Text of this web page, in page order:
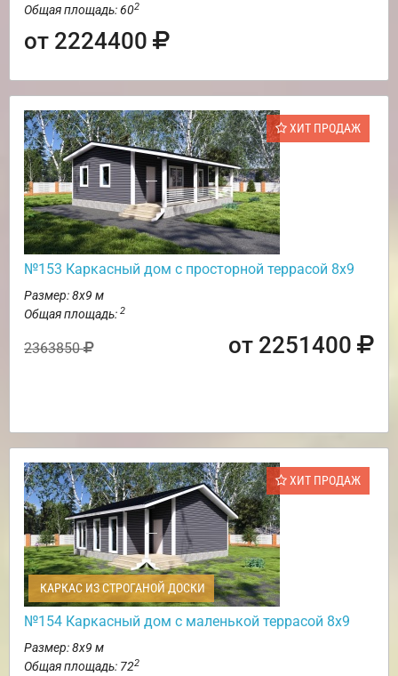
Общая площадь: 602
от 2224400
ХИТ ПРОДАЖ
№153 Каркасный дом с просторной террасой 8х9
Размер: 8х9 м
Общая площадь: 2
2363850 от 2251400
ХИТ ПРОДАЖ
КАРКАС ИЗ СТРОГАНОЙ ДОСКИ
№154 Каркасный дом с маленькой террасой 8х9
Размер: 8х9 м
Общая площадь: 722